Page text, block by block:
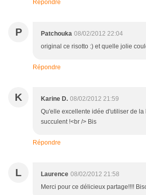
Répondre
P Patchouka 08/02/2012 22:04
original ce risotto :) et quelle jolie
Répondre
K Karine D. 08/02/2012 21:59
Qu'elle excellente idée d'utiliser de la
succulent !<br /> Bis
Répondre
L Laurence 08/02/2012 21:58
Merci pour ce délicieux partage!!!!